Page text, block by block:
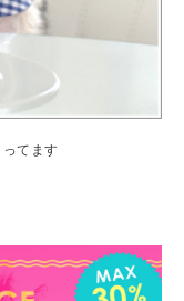
てます